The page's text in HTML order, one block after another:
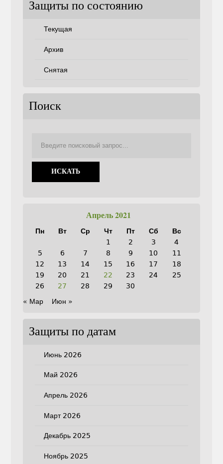
Защиты по состоянию
Текущая
Архив
Снятая
Поиск
Апрель 2021
Пн Вт Ср Чт Пт Сб
Вс
1
2 3
4
5
6 7 8 9 10
11
12
13 14 15 16 17
18
19
20 21 22 23 24
25
26
27 28 29
30
« Мар
Июн »
Защиты по датам
Июнь 2026
Май 2026
Апрель 2026
Март 2026
Декабрь 2025
Ноябрь 2025